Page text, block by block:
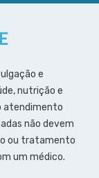
e
nutrição e
atendimento
não devem
ou tratamento
um médico.